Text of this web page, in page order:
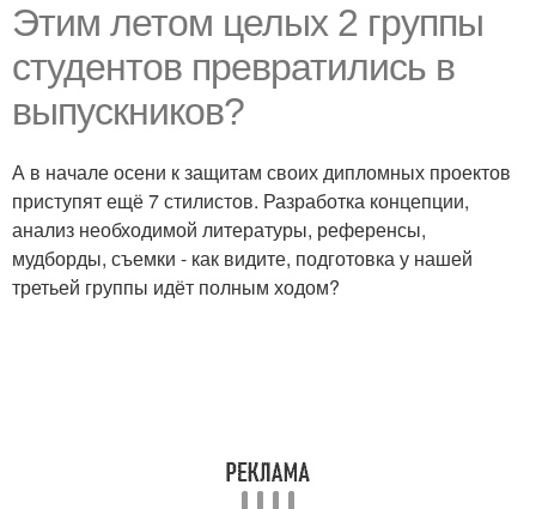
Этим летом целых 2 группы
студентов превратились в
выпускников?
А в начале осени к защитам своих дипломных проектов
приступят ещё 7 стилистов. Разработка концепции,
анализ необходимой литературы, референсы,
мудборды, съемки - как видите, подготовка у нашей
третьей группы идёт полным ходом?